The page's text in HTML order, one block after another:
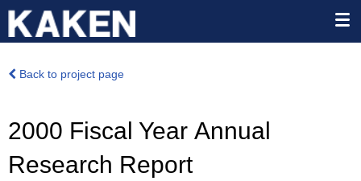
Back to project page
2000 Fiscal Year Annual
Research Report